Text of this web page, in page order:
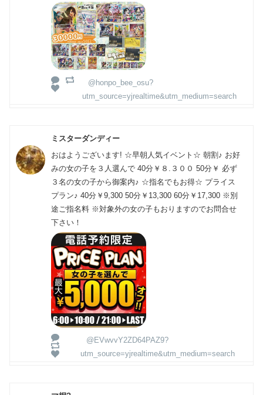
@honpo_bee_osu?
utm_source=yjrealtime&utm_medium=search
ミスターダンディー
おはようございます! ☆早朝人気イベント☆ 朝割♪ お好
みの女の子を３人選んで 40分￥８.３００ 50分￥ 必ず
３名の女の子から御案内♪ ☆指名でもお得☆ プライス
プラン♪ 40分￥9,300 50分￥13,300 60分￥17,300 ※別
途ご指名料 ※対象外の女の子もおりますのでお問合せ
下さい！
@EVwvvY2ZD64PAZ9?
utm_source=yjrealtime&utm_medium=search